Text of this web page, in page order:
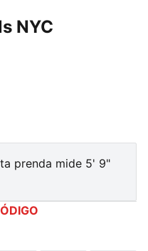
NYC
prenda mide 5' 9"